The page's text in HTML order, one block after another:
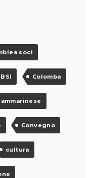
soci
BSI Colomba
Convegno
cultura